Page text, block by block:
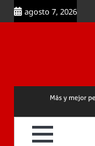
Skip
to
agosto 7, 2026